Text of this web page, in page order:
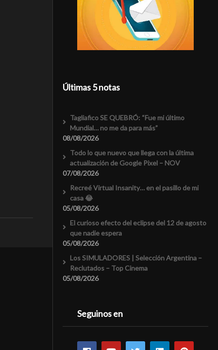
Últimas 5 notas
Tagliafico SE QUEBRÓ: “Fue mi último
Mundial… no me da para más”
08/08/2026
Todo lo que nuevo que llega con la última
actualización de Google Pixel – NOV
07/08/2026
Recreé Virtual Insanity… en el pasillo de mi
casa 😂
05/08/2026
El curioso efecto del eclipse del 12 de agosto
que nadie espera
05/08/2026
Los SIMULADORES | Selección Argentina –
Reclutados – Top Cinema
05/08/2026
Seguinos en